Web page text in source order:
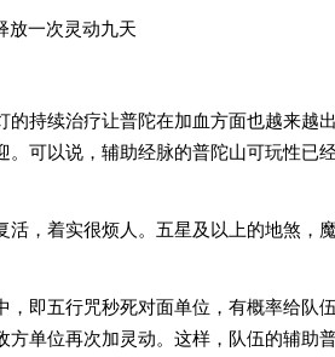
放一次灵动九天
持续治疗让普陀在加血方面也越来越出
可以说，辅助经脉的普陀山可玩性已
，着实很烦人。五星及以上的地煞，魔
即五行咒秒死对面单位，有概率给队伍
方单位再次加灵动。这样，队伍的辅助